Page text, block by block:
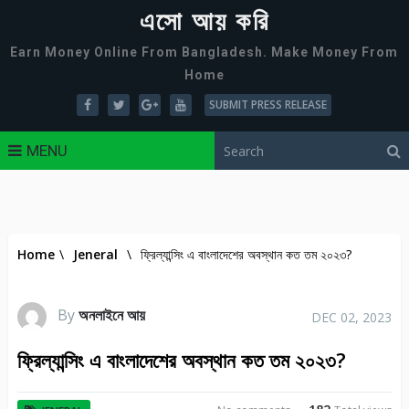
এসো আয় করি
Earn Money Online From Bangladesh. Make Money From
Home
SUBMIT PRESS RELEASE
MENU
Home \ Jeneral \ ফ্রিল্যান্সিং এ বাংলাদেশের অবস্থান কত তম ২০২৩?
Byঅনলাইনে আয় DEC 02, 2023
ফ্রিল্যান্সিং এ বাংলাদেশের অবস্থান কত তম ২০২৩?